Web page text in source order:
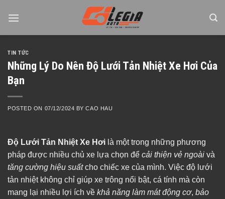
TIN TỨC
Những Lý Do Nên Độ Lưới Tản Nhiệt Xe Hơi Của
Bạn
POSTED ON 07/12/2024 BYCAO HAU
Độ Lưới Tản Nhiệt Xe Hơi là một trong những phương
pháp được nhiều chủ xe lựa chọn để cải thiện vẻ ngoài và
tăng cường hiệu suấtcho chiếc xe của mình. Việc độ lưới
tản nhiệt không chỉ giúp xe trông nổi bật, cá tính mà còn
mang lại nhiều lợi ích về khả năng làm mát động cơ, bảo